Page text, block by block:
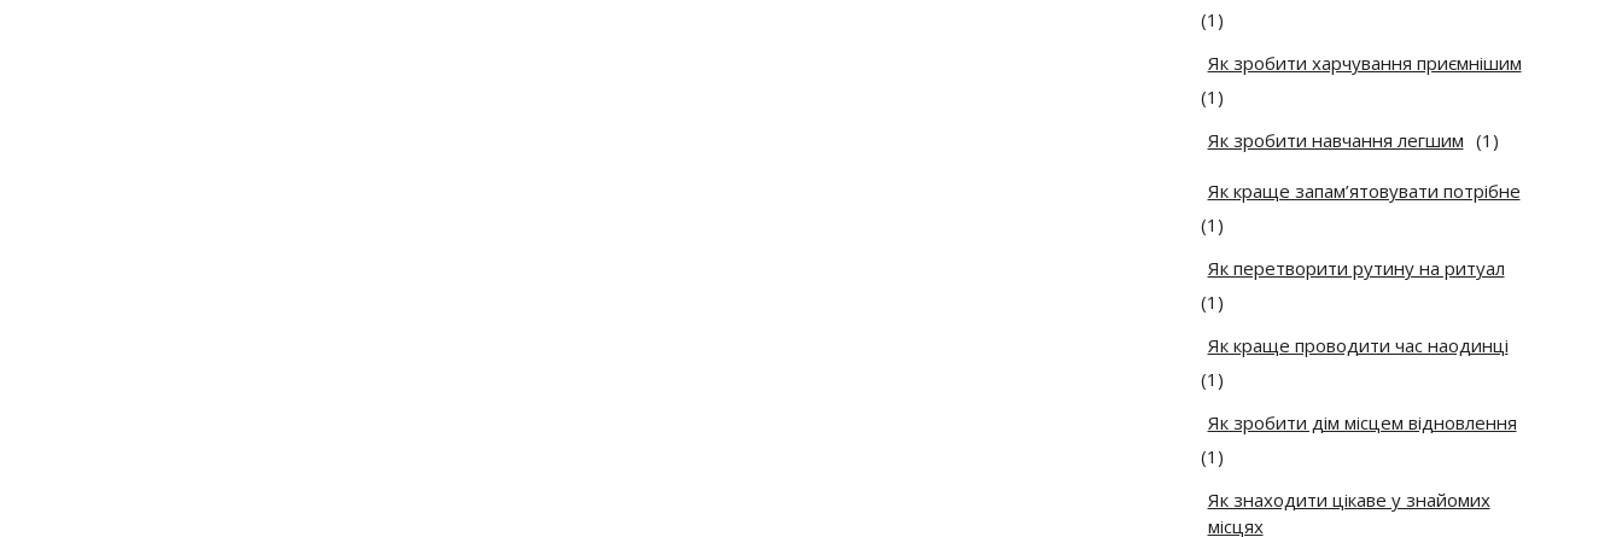
(1)
Як зробити харчування приємнішим
(1)
Як зробити навчання легшим (1)
Як краще запам’ятовувати потрібне
(1)
Як перетворити рутину на ритуал
(1)
Як краще проводити час наодинці
(1)
Як зробити дім місцем відновлення
(1)
Як знаходити цікаве у знайомих
місцях